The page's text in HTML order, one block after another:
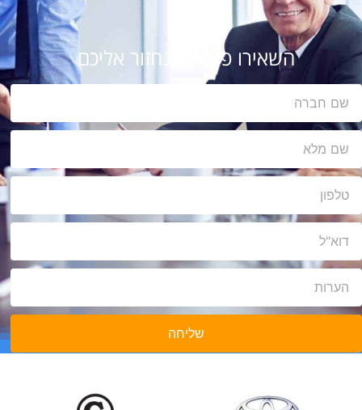
השאירו פרטים ונחזור אליכם
שליחה